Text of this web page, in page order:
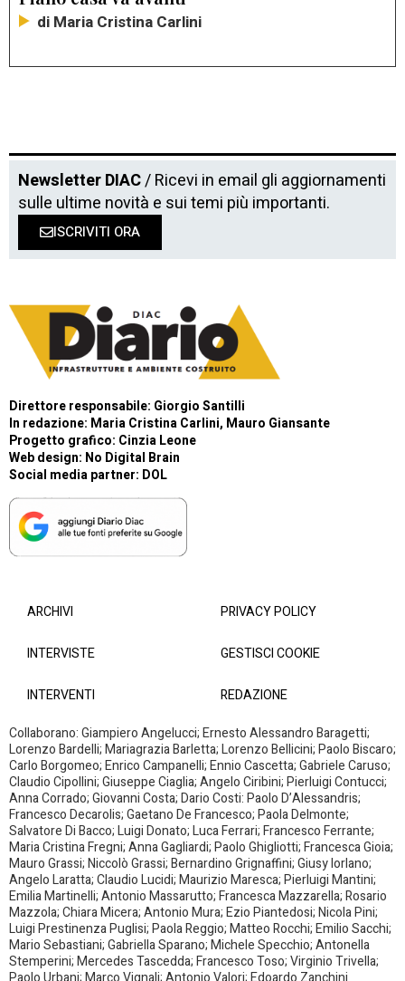
di Maria Cristina Carlini
Newsletter DIAC/ Ricevi in email gli aggiornamenti
sulle ultime novità e sui temi più importanti.
ISCRIVITI ORA
Direttore responsabile: Giorgio Santilli
In redazione: Maria Cristina Carlini, Mauro Giansante
Progetto grafico: Cinzia Leone
Web design: No Digital Brain
Social media partner: DOL
ARCHIVI
INTERVISTE
INTERVENTI
PRIVACY POLICY
GESTISCI COOKIE
REDAZIONE
Collaborano: Giampiero Angelucci; Ernesto Alessandro Baragetti;
Lorenzo Bardelli; Mariagrazia Barletta; Lorenzo Bellicini; Paolo Biscaro;
Carlo Borgomeo; Enrico Campanelli; Ennio Cascetta; Gabriele Caruso;
Claudio Cipollini; Giuseppe Ciaglia; Angelo Ciribini; Pierluigi Contucci;
Anna Corrado; Giovanni Costa; Dario Costi: Paolo D’Alessandris;
Francesco Decarolis; Gaetano De Francesco; Paola Delmonte;
Salvatore Di Bacco; Luigi Donato; Luca Ferrari; Francesco Ferrante;
Maria Cristina Fregni; Anna Gagliardi; Paolo Ghigliotti; Francesca Gioia;
Mauro Grassi; Niccolò Grassi; Bernardino Grignaffini; Giusy Iorlano;
Angelo Laratta; Claudio Lucidi; Maurizio Maresca; Pierluigi Mantini;
Emilia Martinelli; Antonio Massarutto; Francesca Mazzarella; Rosario
Mazzola; Chiara Micera; Antonio Mura; Ezio Piantedosi; Nicola Pini;
Luigi Prestinenza Puglisi; Paola Reggio; Matteo Rocchi; Emilio Sacchi;
Mario Sebastiani; Gabriella Sparano; Michele Specchio; Antonella
Stemperini; Mercedes Tascedda; Francesco Toso; Virginio Trivella;